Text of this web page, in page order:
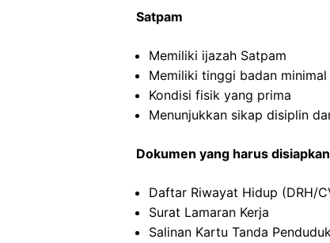
Satpam
Memiliki ijazah Satpam
Memiliki tinggi badan
Kondisi fisik yang prima
Menunjukkan sikap disiplin
Dokumen yang harus
Daftar Riwayat Hidup (DRH/
Surat Lamaran Kerja
Salinan Kartu Tanda